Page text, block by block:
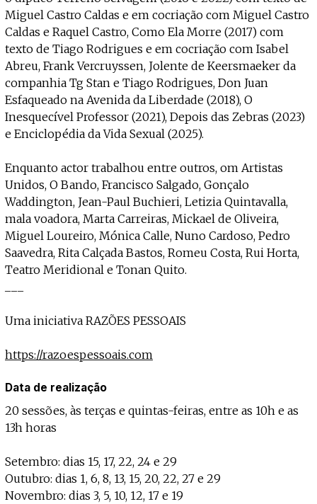
Miguel Castro Caldas e em cocriação com Miguel Castro
Caldas e Raquel Castro, Como Ela Morre (2017) com
texto de Tiago Rodrigues e em cocriação com Isabel
Abreu, Frank Vercruyssen, Jolente de Keersmaeker da
companhia Tg Stan e Tiago Rodrigues, Don Juan
Esfaqueado na Avenida da Liberdade (2018), O
Inesquecível Professor (2021), Depois das Zebras (2023)
e Enciclopédia da Vida Sexual (2025).
Enquanto actor trabalhou entre outros, om Artistas
Unidos, O Bando, Francisco Salgado, Gonçalo
Waddington, Jean-Paul Buchieri, Letizia Quintavalla,
mala voadora, Marta Carreiras, Mickael de Oliveira,
Miguel Loureiro, Mónica Calle, Nuno Cardoso, Pedro
Saavedra, Rita Calçada Bastos, Romeu Costa, Rui Horta,
Teatro Meridional e Tonan Quito.
Uma iniciativa RAZÕES PESSOAIS
https://razoespessoais.com
Data de realização
20 sessões, às terças e quintas-feiras, entre as 10h e as
13h horas
Setembro: dias 15, 17, 22, 24 e 29
Outubro: dias 1, 6, 8, 13, 15, 20, 22, 27 e 29
Novembro: dias 3, 5, 10, 12, 17 e 19